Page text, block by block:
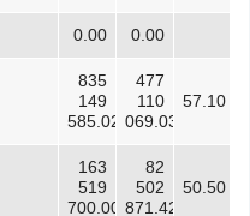
0.00 0.00
835
149
585.02
477
110
069.03
57.10
163
519
700.00
82
502
871.42
50.50